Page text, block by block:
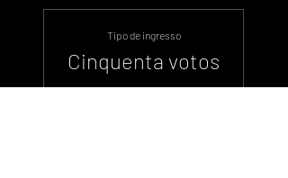
Tipo de ingresso
Cinquenta votos